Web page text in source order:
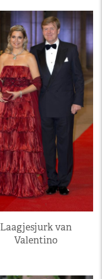
Laagjesjurk van
Valentino